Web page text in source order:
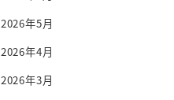
2026年5月
2026年4月
2026年3月